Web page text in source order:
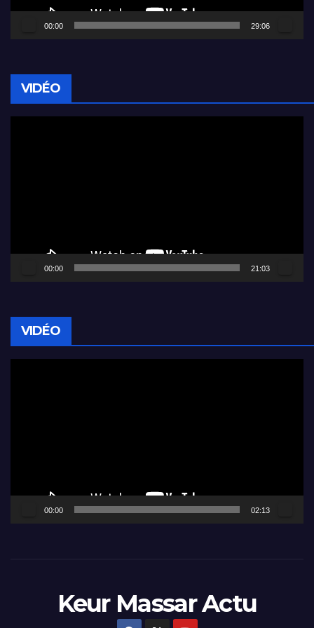
00:00 29:06
VIDÉO
00:00 21:03
VIDÉO
00:00 02:13
Keur Massar Actu